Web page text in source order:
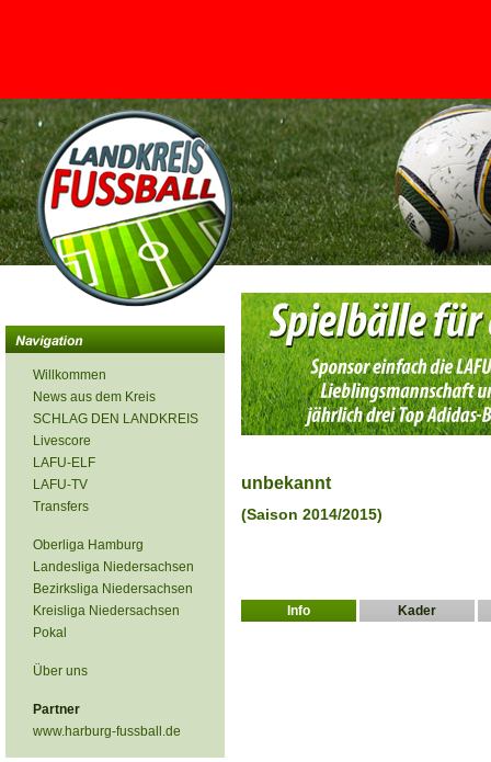
<
Willkommen
News aus dem Kreis
SCHLAG DEN LANDKREIS
Livescore
LAFU-ELF
LAFU-TV
Transfers
Oberliga Hamburg
Landesliga Niedersachsen
Bezirksliga Niedersachsen
Kreisliga Niedersachsen
Pokal
Über uns
Partner
www.harburg-fussball.de
unbekannt
(Saison 2014/2015)
Info Kader